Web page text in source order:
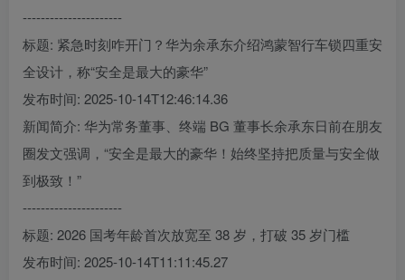
----------------------
标题: 紧急时刻咋开门？华为余承东介绍鸿蒙智行车锁四重安
全设计，称“安全是最大的豪华”
发布时间: 2025-10-14T12:46:14.36
新闻简介: 华为常务董事、终端 BG 董事长余承东日前在朋友
圈发文强调，“安全是最大的豪华！始终坚持把质量与安全做
到极致！”
----------------------
标题: 2026 国考年龄首次放宽至 38 岁，打破 35 岁门槛
发布时间: 2025-10-14T11:11:45.27